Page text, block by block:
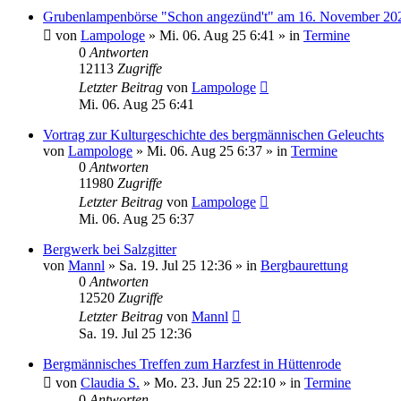
Grubenlampenbörse "Schon angezünd't" am 16. November
von Lampologe » Mi. 06. Aug 25 6:41 » in Termine
0 Antworten
12113 Zugriffe
Letzter Beitrag von Lampologe
Mi. 06. Aug 25 6:41
Vortrag zur Kulturgeschichte des bergmännischen Geleuchts
von Lampologe » Mi. 06. Aug 25 6:37 » in Termine
0 Antworten
11980 Zugriffe
Letzter Beitrag von Lampologe
Mi. 06. Aug 25 6:37
Bergwerk bei Salzgitter
von Mannl » Sa. 19. Jul 25 12:36 » in Bergbaurettung
0 Antworten
12520 Zugriffe
Letzter Beitrag von Mannl
Sa. 19. Jul 25 12:36
Bergmännisches Treffen zum Harzfest in Hüttenrode
von Claudia S. » Mo. 23. Jun 25 22:10 » in Termine